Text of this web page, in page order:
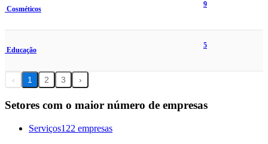
Cosméticos
9
Educação
5
‹ 1 2 3 ›
Setores com o maior número de empresas
Serviços122 empresas